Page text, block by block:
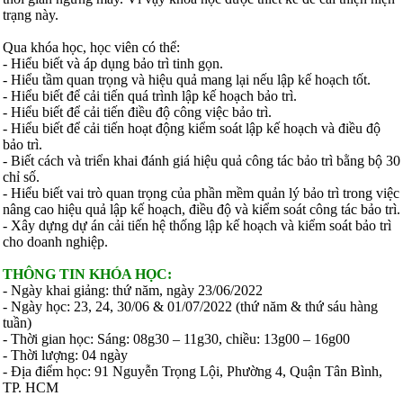
trạng này.
Qua khóa học, học viên có thể:
- Hiểu biết và áp dụng bảo trì tinh gọn.
- Hiểu tầm quan trọng và hiệu quả mang lại nếu lập kế hoạch tốt.
- Hiểu biết để cải tiến quá trình lập kế hoạch bảo trì.
- Hiểu biết để cải tiến điều độ công việc bảo trì.
- Hiểu biết để cải tiến hoạt động kiểm soát lập kế hoạch và điều độ
bảo trì.
- Biết cách và triển khai đánh giá hiệu quả công tác bảo trì bằng bộ 30
chỉ số.
- Hiểu biết vai trò quan trọng của phần mềm quản lý bảo trì trong việc
nâng cao hiệu quả lập kế hoạch, điều độ và kiểm soát công tác bảo trì.
- Xây dựng dự án cải tiến hệ thống lập kế hoạch và kiểm soát bảo trì
cho doanh nghiệp.
THÔNG TIN KHÓA HỌC:
- Ngày khai giảng: thứ năm, ngày 23/06/2022
- Ngày học: 23, 24, 30/06 & 01/07/2022 (thứ năm & thứ sáu hàng
tuần)
- Thời gian học: Sáng: 08g30 – 11g30, chiều: 13g00 – 16g00
- Thời lượng: 04 ngày
- Địa điểm học: 91 Nguyễn Trọng Lội, Phường 4, Quận Tân Bình,
TP. HCM